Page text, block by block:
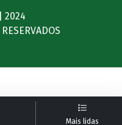
Mais lidas
2024